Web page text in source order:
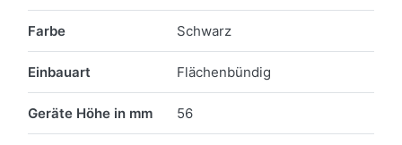
Farbe Schwarz
Einbauart Flächenbündig
Geräte Höhe in mm 56